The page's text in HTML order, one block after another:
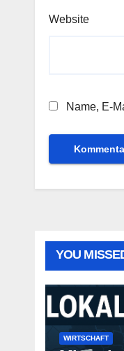
Website
Name, E-
YOU
WIRTSCHAFT